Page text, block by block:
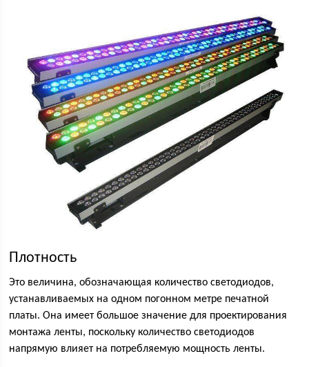
Плотность
Это величина, обозначающая количество светодиодов,
устанавливаемых на одном погонном метре печатной
платы. Она имеет большое значение для проектирования
монтажа ленты, поскольку количество светодиодов
напрямую влияет на потребляемую мощность ленты.